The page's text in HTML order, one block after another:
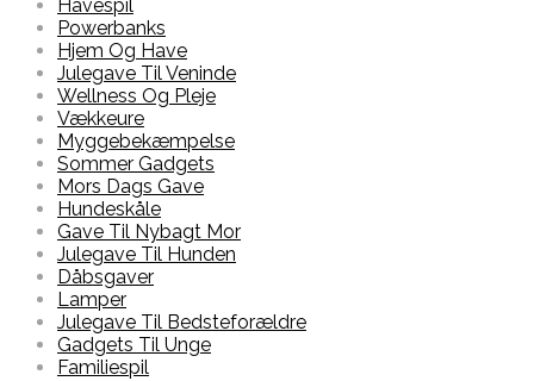
Havespil
Powerbanks
Hjem Og Have
Julegave Til Veninde
Wellness Og Pleje
Vækkeure
Myggebekæmpelse
Sommer Gadgets
Mors Dags Gave
Hundeskåle
Gave Til Nybagt Mor
Julegave Til Hunden
Dåbsgaver
Lamper
Julegave Til Bedsteforældre
Gadgets Til Unge
Familiespil